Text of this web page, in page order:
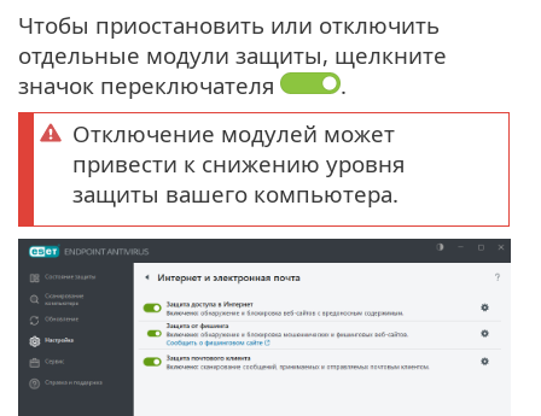
Чтобы приостановить или отключить
отдельные модули защиты, щелкните
значок переключателя
.
Отключение модулей может
привести к снижению уровня
защиты вашего компьютера.